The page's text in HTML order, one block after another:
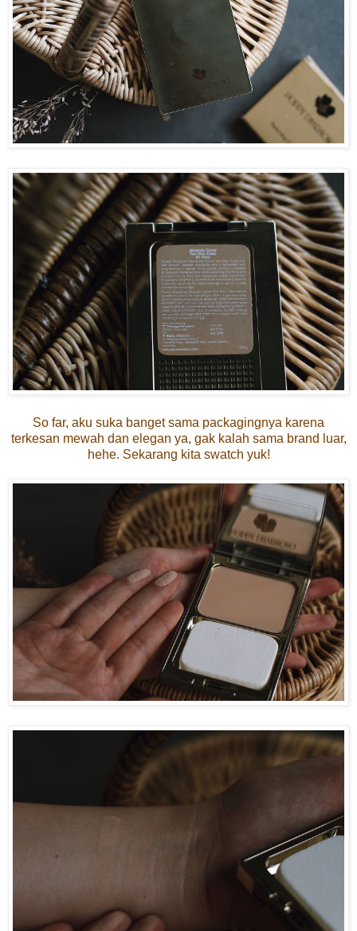
So far, aku suka banget sama packagingnya karena
terkesan mewah dan elegan ya, gak kalah sama brand luar,
hehe. Sekarang kita swatch yuk!